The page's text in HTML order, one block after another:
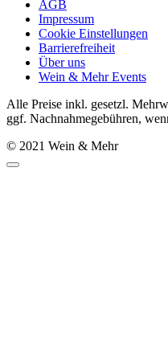
AGB
Impressum
Cookie Einstellungen
Barrierefreiheit
Über uns
Wein & Mehr Events
Alle Preise inkl. gesetzl.
ggf. Nachnahmegebühren,
© 2021 Wein & Mehr